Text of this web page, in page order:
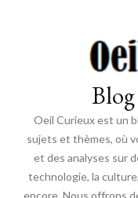
Oeil Curieux est un
sujets et thèmes, où
et des analyses sur
technologie, la